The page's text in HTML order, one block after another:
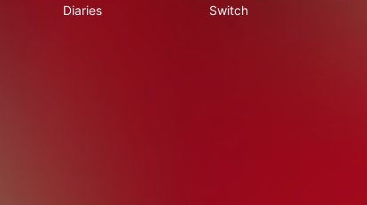
Diaries
Switch